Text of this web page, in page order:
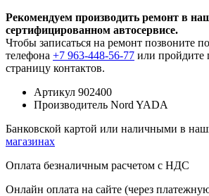
Рекомендуем производить ремонт в
сертифицированном автосервисе.
Чтобы записаться на ремонт позвоните
телефона +7 963-448-56-77 или пройдите
страницу контактов.
Артикул 902400
Производитель Nord YADA
Банковской картой или наличными в
магазинах
Оплата безналичным расчетом с НДС
Онлайн оплата на сайте (через